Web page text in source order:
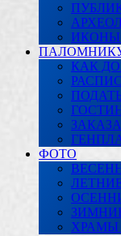
ИКОНЫ
КАК
ФОТО
ХРАМЫ